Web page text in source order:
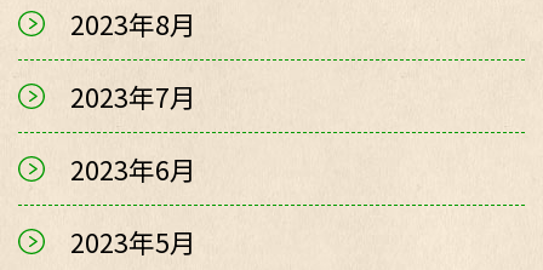
2023年8月
2023年7月
2023年6月
2023年5月